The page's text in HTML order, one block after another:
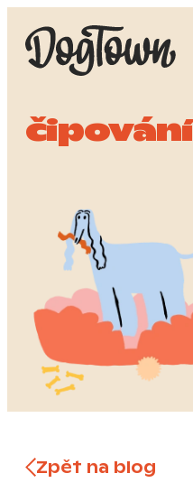
čipování
Zpět na blog